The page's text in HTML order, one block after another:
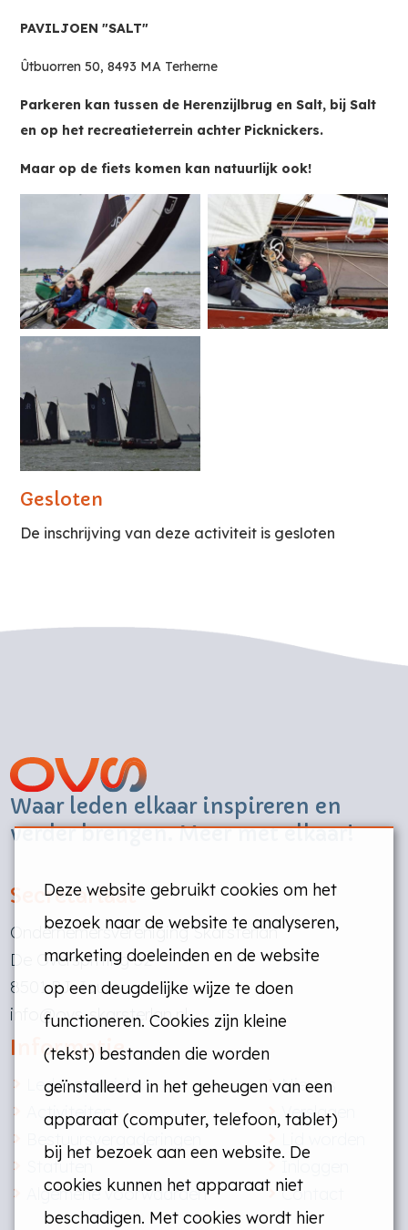
PAVILJOEN "SALT"
Ûtbuorren 50, 8493 MA Terherne
Parkeren kan tussen de Herenzijlbrug en Salt, bij Salt
en op het recreatieterrein achter Picknickers.
Maar op de fiets komen kan natuurlijk ook!
Gesloten
De inschrijving van deze activiteit is gesloten
Waar leden elkaar inspireren en
verder brengen. Meer met elkaar!
Secretariaat
Ondernemersvereniging Skarsterlân
De Overspitting 52
8501 PJ Joure
info@ovs-skarsterlan.nl
Informatie
Ledenoverzicht
Activiteiten
Statuten
Algemene voorwaarden
Nieuws
Verslagen
Contact
Deze website gebruikt cookies om het
bezoek naar de website te analyseren,
marketing doeleinden en de website
op een deugdelijke wijze te doen
functioneren. Cookies zijn kleine
(tekst) bestanden die worden
geïnstalleerd in het geheugen van een
apparaat (computer, telefoon, tablet)
bij het bezoek aan een website. De
cookies kunnen het apparaat niet
beschadigen. Met cookies wordt hier